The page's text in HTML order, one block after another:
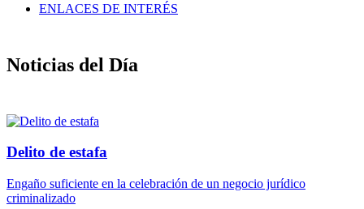
ENLACES DE INTERÉS
Noticias del Día
Delito de estafa
Engaño suficiente en la celebración de un negocio jurídico
criminalizado